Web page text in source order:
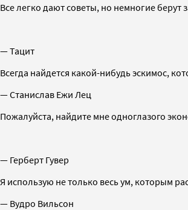
Все легко дают советы, но немногие берут
— Тацит
Всегда найдется какой-нибудь эскимос,
— Станислав Ежи Лец
Пожалуйста, найдите мне одноглазого
— Герберт Гувер
Я использую не только весь ум, которым
— Вудро Вильсон